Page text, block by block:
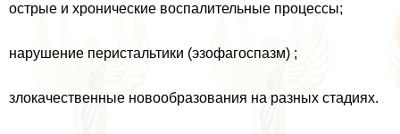
острые и хронические воспалительные процессы;
нарушение перистальтики (эзофагоспазм) ;
злокачественные новообразования на разных стадиях.